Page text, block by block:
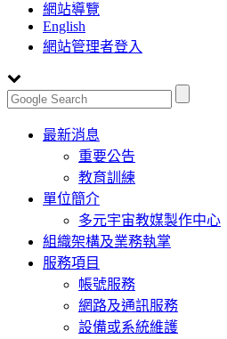
網站導覽
English
網站管理者登入
Toggle
navigation
最新消息
重要公告
教育訓練
單位簡介
多元宇宙教媒製作中心
組織架構及業務執掌
服務項目
帳號服務
網路及通訊服務
設備或系統維護